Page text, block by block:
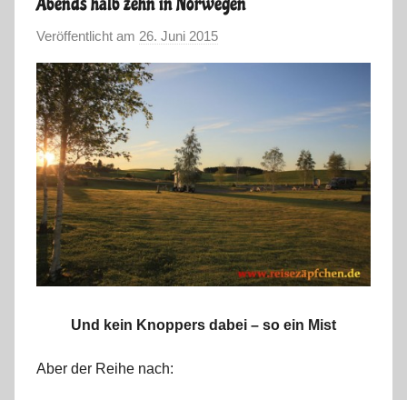
Veröffentlicht am 26. Juni 2015
o
a
k
u
s
Und kein Knoppers dabei – so ein Mist
Aber der Reihe nach: